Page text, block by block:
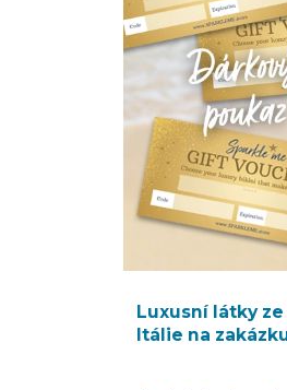
Luxusní látky ze
Itálie na